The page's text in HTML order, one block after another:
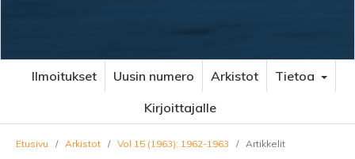
Ilmoitukset Uusin numero Arkistot
Tietoa
Kirjoittajalle
Etusivu / Arkistot / Vol 15 (1963): 1962-1963 / Artikkelit